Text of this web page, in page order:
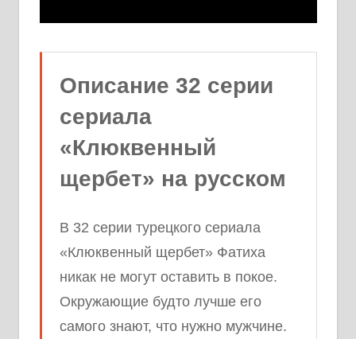
Описание 32 серии
сериала
«Клюквенный
щербет» на русском
В 32 серии турецкого сериала
«Клюквенный щербет» Фатиха
никак не могут оставить в покое.
Окружающие будто лучше его
самого знают, что нужно мужчине.